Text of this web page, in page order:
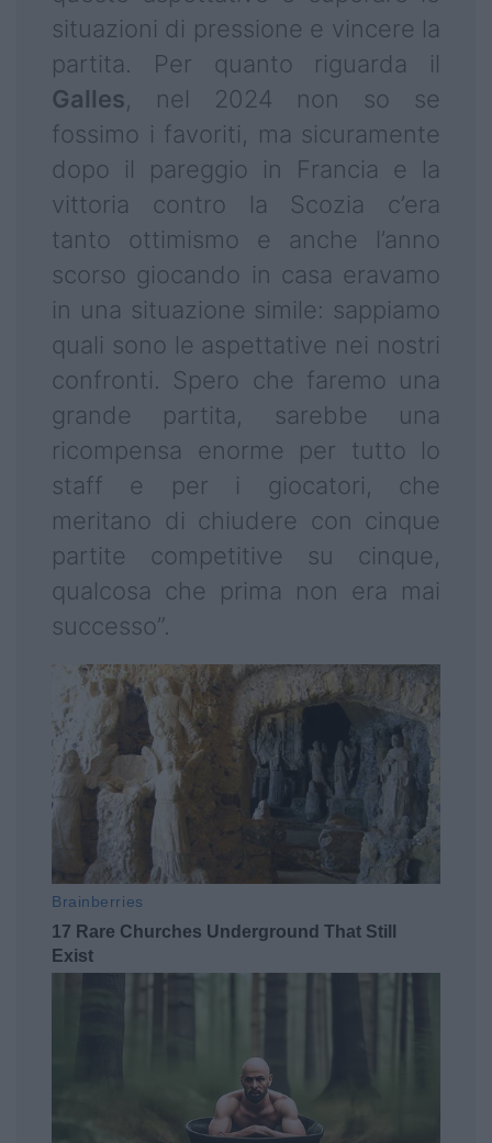
situazioni di pressione e vincere la
partita. Per quanto riguarda il
Galles, nel 2024 non so se
fossimo i favoriti, ma sicuramente
dopo il pareggio in Francia e la
vittoria contro la Scozia c’era
tanto ottimismo e anche l’anno
scorso giocando in casa eravamo
in una situazione simile: sappiamo
quali sono le aspettative nei nostri
confronti. Spero che faremo una
grande partita, sarebbe una
ricompensa enorme per tutto lo
staff e per i giocatori, che
meritano di chiudere con cinque
partite competitive su cinque,
qualcosa che prima non era mai
successo”.